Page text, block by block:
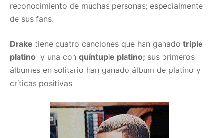
reconocimiento de muchas personas; especialmente
de sus fans.
Drake tiene cuatro canciones que han ganado triple
platino y una con quíntuple platino; sus primeros
álbumes en solitario han ganado álbum de platino y
críticas positivas.